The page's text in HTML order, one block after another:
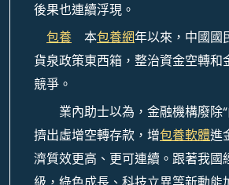
後果也連續浮現。
包養 本包養網年以來，中國國
貨泉政策東西箱，整治資金空轉和
競爭。
業內助士以為，金融機構廢除“
擠出虛增空轉存款，增包養軟體進
濟質效更高、更可連續。跟著我國